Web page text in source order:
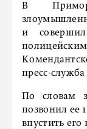
В
и
пресс-
По словам
позвонил ее
впустить его